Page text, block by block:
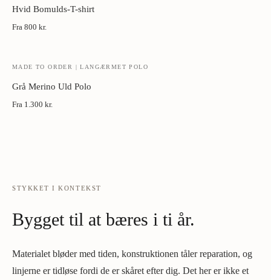
Hvid Bomulds-T-shirt
Fra 800 kr.
MADE TO ORDER | LANGÆRMET POLO
Grå Merino Uld Polo
Fra 1.300 kr.
STYKKET I KONTEKST
Bygget til at bæres i ti år.
Materialet bløder med tiden, konstruktionen tåler reparation, og
linjerne er tidløse fordi de er skåret efter dig. Det her er ikke et